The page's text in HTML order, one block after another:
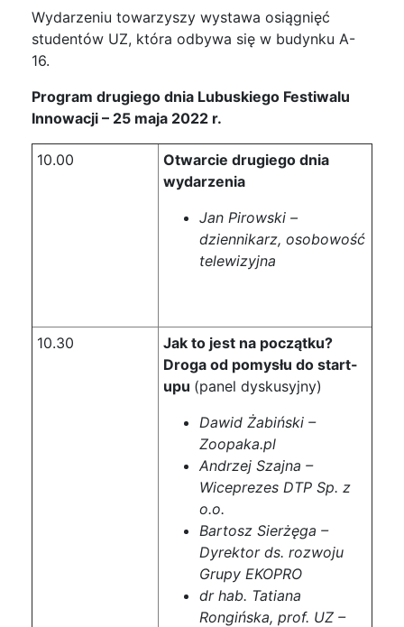
Wydarzeniu towarzyszy wystawa osiągnięć
studentów UZ, która odbywa się w budynku A-
16.
Program drugiego dnia Lubuskiego Festiwalu
Innowacji – 25 maja 2022 r.
10.00
Otwarcie drugiego dnia
wydarzenia
Jan Pirowski –
dziennikarz, osobowość
telewizyjna
10.30
Jak to jest na początku?
Droga od pomysłu do start-
upu (panel dyskusyjny)
Dawid Żabiński –
Zoopaka.pl
Andrzej Szajna –
Wiceprezes DTP Sp. z
o.o.
Bartosz Sierżęga –
Dyrektor ds. rozwoju
Grupy EKOPRO
dr hab. Tatiana
Rongińska, prof. UZ –